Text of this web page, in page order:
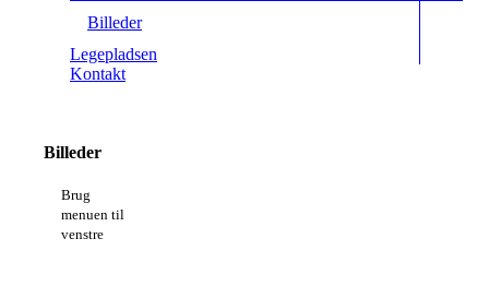
Billeder
Legepladsen
Kontakt
Billeder
Brug
menuen til
venstre